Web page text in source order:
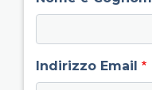
Indirizzo Email